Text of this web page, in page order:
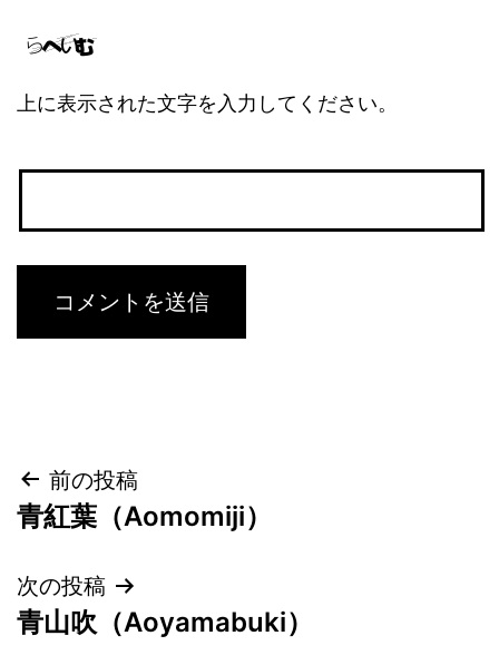
上に表示された文字を入力してください。
投
稿
ナ
ビ
前の投稿
青紅葉（Aomomiji）
次の投稿
青山吹（Aoyamabuki）